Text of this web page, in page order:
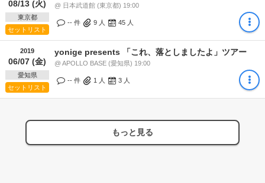
08/13 (火)
東京都
セットリスト
@ 日本武道館 (東京都) 19:00
-- 件 9 人 45 人
2019
06/07 (金)
愛知県
セットリスト
yonige presents 「これ、落としましたよ」ツアー
@ APOLLO BASE (愛知県) 19:00
-- 件 1 人 3 人
もっと見る